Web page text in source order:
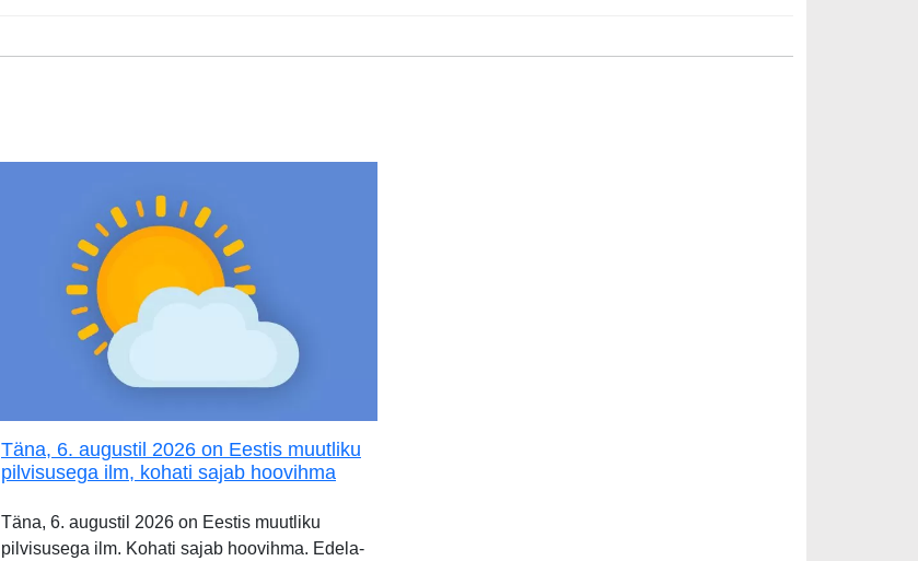
Täna, 6. augustil 2026 on Eestis muutliku
pilvisusega ilm, kohati sajab hoovihma
Täna, 6. augustil 2026 on Eestis muutliku
pilvisusega ilm. Kohati sajab hoovihma. Edela-